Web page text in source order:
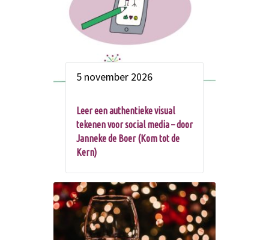
5 november 2026
Leer een authentieke visual
tekenen voor social media – door
Janneke de Boer (Kom tot de
Kern)